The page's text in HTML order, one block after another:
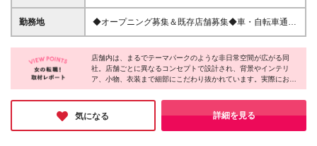
アアレンジが好き □友達や家族のヘアセット・メイク
をしたことがある □「かわいい！」「似合う！」を考
ることが好き □自分のセンスやアイデアを活かして働
きたい
（着付けや特定の撮影など）が増えるごとに手当が加
算！ 社員平均で月2万円、最大で月6万3000円の支
ルを考慮し、決定いたします ※固定残業代（7,000円
～/5時間分）を含みます。超過分は別途全額支給いた
します ※試用期間6～8カ月あり（期間中の給
勤務地
◆オープニング募集＆既存店舗募集◆車・自転車通勤
OK！◆転勤なし◆希望を考慮し配属いたします 新店
舗、または兵庫県内にある店舗での勤務となります！
＼＼2026年8〜9月、姫路店が新規オープン！／／ 新
しいスタジオを一緒に立ち上げる仲間を積極採用中◎
【姫路店】兵庫県姫路市田寺3-2-13 【西宮店】兵庫
県西宮市段上町6-20-25 【サザンモール六甲店】兵庫
県神戸市灘区新在家南町1-2-1 サザンモール六甲B612
内（2F） 【須磨パティオ店】兵庫県神戸市須磨区中
店舗内は、まるでテーマパークのような非日常空間が広がる同
社。店舗ごとに異なるコンセプトで設計され、背景やインテリ
ア、小物、衣装まで細部にこだわり抜かれています。実際にお客
様からは「世界観に惹かれた」「衣装が素敵」といった声も多
数。訪れた瞬間から心躍る体験を提供する姿勢が、多くの人に選
ばれる理由なのだと感じました。「人を喜ばせることが好き」と
いう想いを仕事にしたい方にこそ、おすすめしたい一社です！
気になる 詳細を見る